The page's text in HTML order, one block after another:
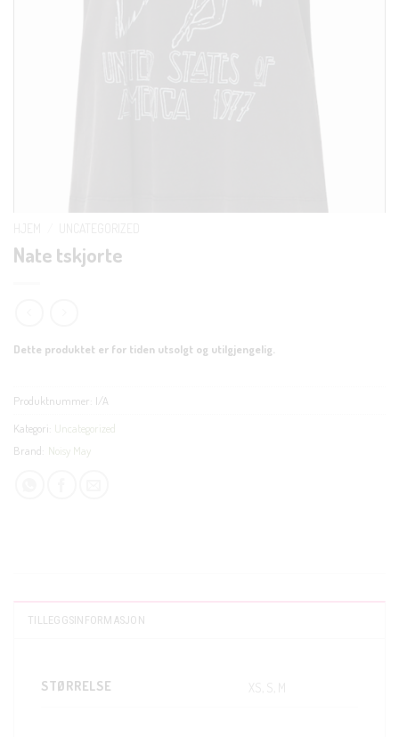
Nate tskjorte
Dette produktet er for tiden utsolgt og utilgjengelig.
Produktnummer: I/A
Kategori: Uncategorized
Brand: Noisy May
TILLEGGSINFORMASJON
STØRRELSE